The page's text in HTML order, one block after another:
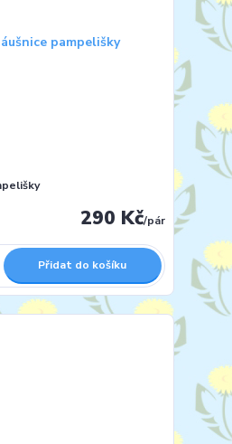
290 Kč/pár
Přidat do košíku